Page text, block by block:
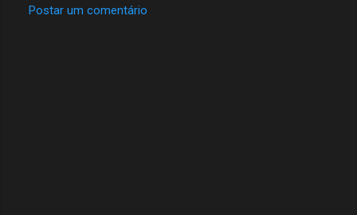
á
Postar um comentário